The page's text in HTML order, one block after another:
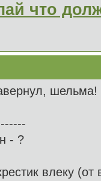
что
шельма!
- ?
влеку